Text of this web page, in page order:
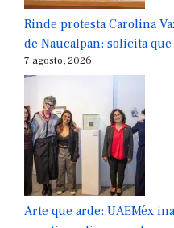
Rinde protesta Carolina
de Naucalpan: solicita
7 agosto, 2026
Arte que arde: UAEMéx